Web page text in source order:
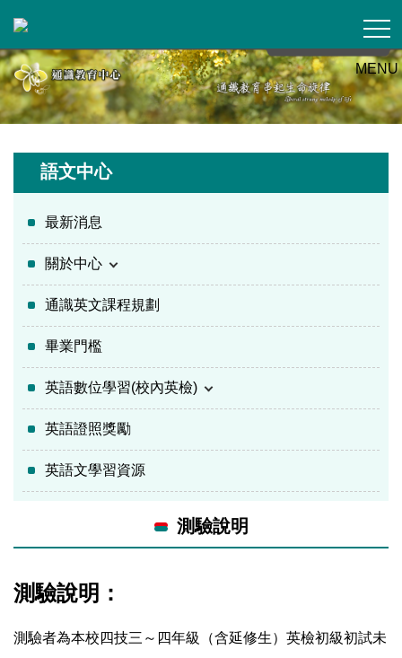
到
主
要
內
容
MENU
語文中心
最新消息
關於中心
通識英文課程規劃
畢業門檻
英語數位學習(校內英檢)
英語證照獎勵
英語文學習資源
測驗說明
測驗說明：
測驗者為本校四技三～四年級（含延修生）英檢初級初試未